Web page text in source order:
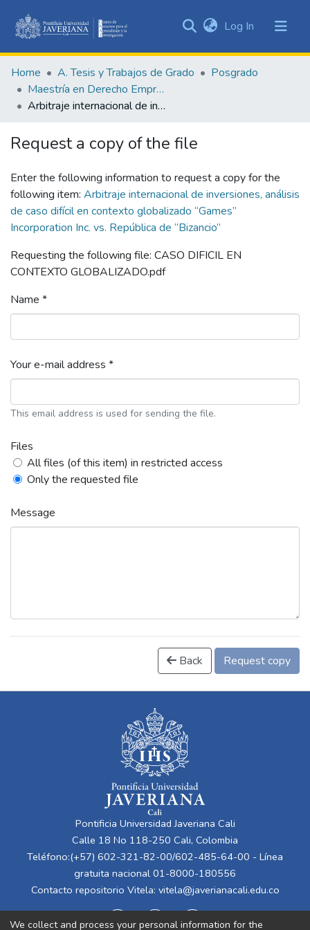
&
Collections
All of DSpace
Statistics
Log In (current)
Home A. Tesis y Trabajos de Grado
Posgrado
Maestría en Derecho Empresarial
Arbitraje internacional de inversiones, análisis de caso difícil en contexto globalizado “Games” Incorporation Inc. vs. República de “Bizancio”
Request a copy of the file
Enter the following information to request a copy for the
following item: Arbitraje internacional de inversiones, análisis
de caso difícil en contexto globalizado “Games”
Incorporation Inc. vs. República de “Bizancio”
Requesting the following file: CASO DIFICIL EN
CONTEXTO GLOBALIZADO.pdf
Name *
Your e-mail address *
This email address is used for sending the file.
Files
All files (of this item) in restricted access
Only the requested file
Message
Back Request copy
Pontificia Universidad Javeriana Cali
Calle 18 No 118-250 Cali, Colombia
Teléfono:(+57) 602-321-82-00/602-485-64-00 - Línea
gratuita nacional 01-8000-180556
Contacto repositorio Vitela: vitela@javerianacali.edu.co
We collect and process your personal information for the